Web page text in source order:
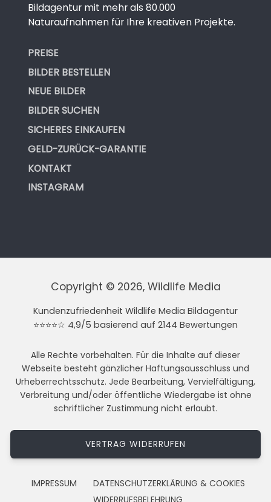
Bildagentur mit mehr als 80.000
Naturaufnahmen für Ihre kreativen Projekte.
PREISE
BILDER BESTELLEN
NEUE BILDER
BILDER SUCHEN
SICHERES EINKAUFEN
GELD-ZURÜCK-GARANTIE
KONTAKT
INSTAGRAM
Copyright © 2026, Wildlife Media
Kundenzufriedenheit Wildlife Media Bildagentur
⭐⭐⭐⭐☆ 4,9/5 basierend auf 2144 Bewertungen
Alle Rechte vorbehalten. Für die Inhalte auf dieser
Webseite besteht gänzlicher Haftungsausschluss und
Urheberrechtsschutz. Jede Bearbeitung, Vervielfältigung,
Verbreitung und/oder öffentliche Wiedergabe ist ohne
schriftlicher Zustimmung nicht erlaubt.
VERTRAG WIDERRUFEN
IMPRESSUM
DATENSCHUTZERKLÄRUNG & COOKIES